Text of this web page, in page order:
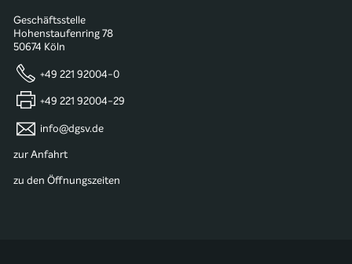
Geschäftsstelle
Hohenstaufenring 78
50674 Köln
+49 221 92004-0
+49 221 92004-29
info@dgsv.de
zur Anfahrt
zu den Öffnungszeiten